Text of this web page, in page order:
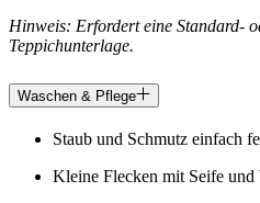
Hinweis: Erfordert eine Standard-
Teppichunterlage.
Waschen & Pflege
Staub und Schmutz einfach
Kleine Flecken mit Seife und